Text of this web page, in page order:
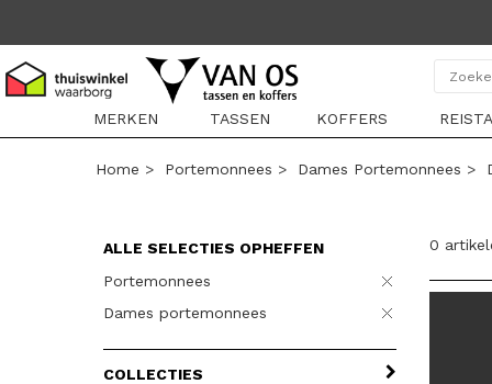
MERKEN
TASSEN KOFFERS
Home > Portemonnees > Dames Portemonnees >
ALLE SELECTIES OPHEFFEN
Portemonnees
Dames portemonnees
COLLECTIES
0